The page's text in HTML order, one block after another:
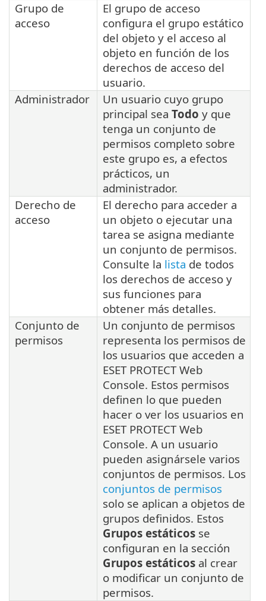
Grupo de
acceso
El grupo de acceso
configura el grupo estático
del objeto y el acceso al
objeto en función de los
derechos de acceso del
usuario.
Administrador
Un usuario cuyo grupo
principal sea Todo y que
tenga un conjunto de
permisos completo sobre
este grupo es, a efectos
prácticos, un
administrador.
Derecho de
acceso
El derecho para acceder a
un objeto o ejecutar una
tarea se asigna mediante
un conjunto de permisos.
Consulte la lista de todos
los derechos de acceso y
sus funciones para
obtener más detalles.
Conjunto de
permisos
Un conjunto de permisos
representa los permisos de
los usuarios que acceden a
ESET PROTECT Web
Console. Estos permisos
definen lo que pueden
hacer o ver los usuarios en
ESET PROTECT Web
Console. A un usuario
pueden asignársele varios
conjuntos de permisos. Los
conjuntos de permisos
solo se aplican a objetos de
grupos definidos. Estos
Grupos estáticos se
configuran en la sección
Grupos estáticos al crear
o modificar un conjunto de
permisos.